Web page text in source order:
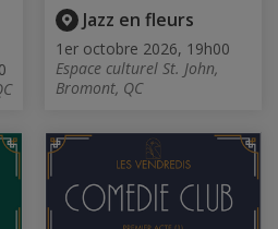
Jazz en fleurs
1er octobre 2026, 19h00
Espace culturel St. John,
Bromont, QC